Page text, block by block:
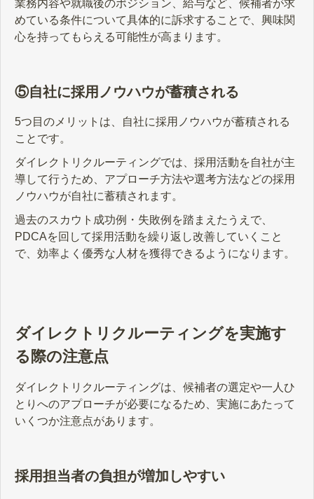
業務内容や就職後のポジション、給与など、候補者が求
めている条件について具体的に訴求することで、興味関
心を持ってもらえる可能性が高まります。
⑤自社に採用ノウハウが蓄積される
5つ目のメリットは、自社に採用ノウハウが蓄積される
ことです。
ダイレクトリクルーティングでは、採用活動を自社が主
導して行うため、アプローチ方法や選考方法などの採用
ノウハウが自社に蓄積されます。
過去のスカウト成功例・失敗例を踏まえたうえで、
PDCAを回して採用活動を繰り返し改善していくこと
で、効率よく優秀な人材を獲得できるようになります。
ダイレクトリクルーティングを実施す
る際の注意点
ダイレクトリクルーティングは、候補者の選定や一人ひ
とりへのアプローチが必要になるため、実施にあたって
いくつか注意点があります。
採用担当者の負担が増加しやすい